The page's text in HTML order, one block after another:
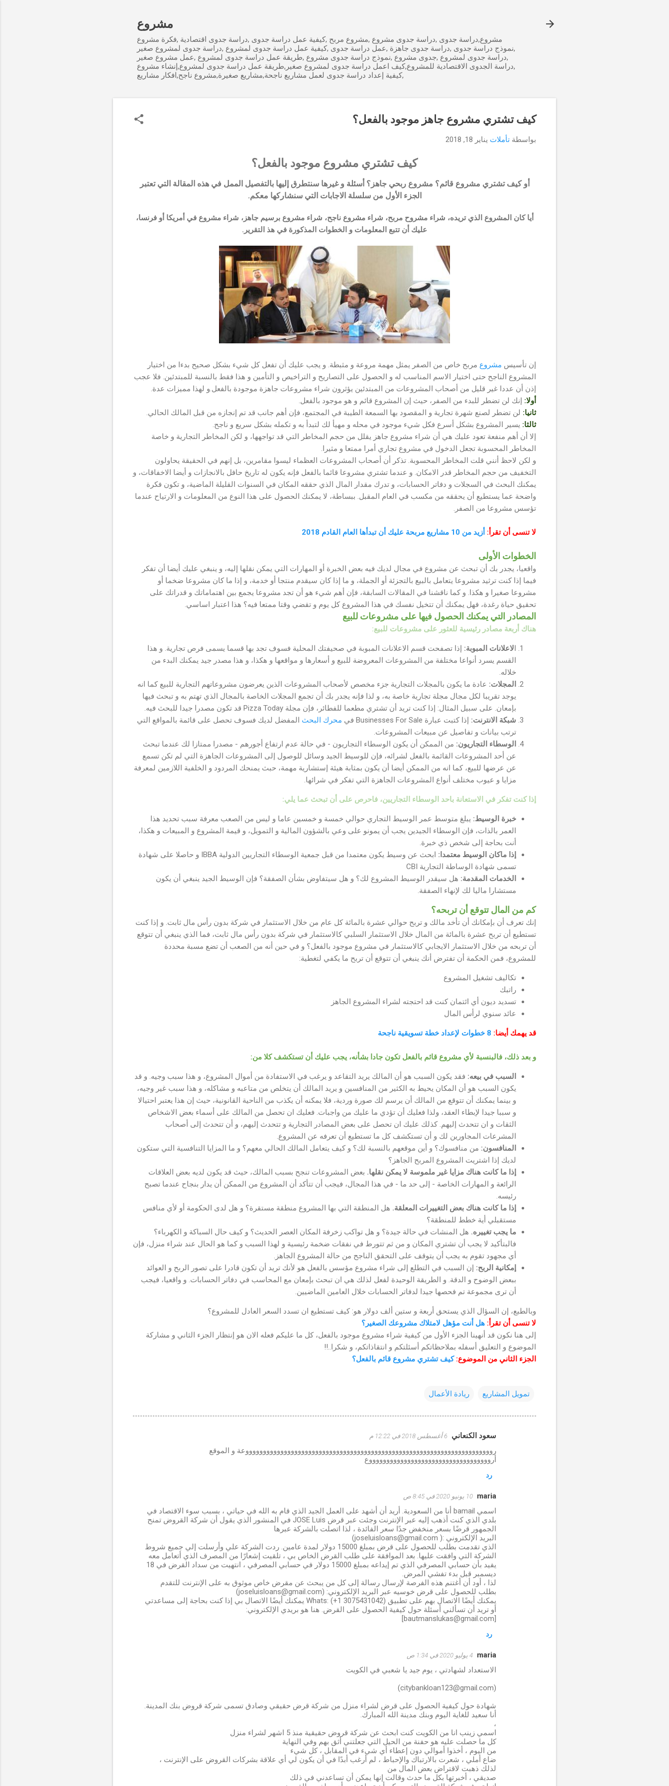
مشروع
مشروع,دراسة جدوى ,دراسة جدوى مشروع ,مشروع مربح ,كيفية عمل دراسة جدوى ,دراسة جدوى اقتصادية ,فكرة مشروع
,نموذج دراسة جدوى ,دراسة جدوى جاهزة ,عمل دراسة جدوى ,كيفية عمل دراسة جدوى لمشروع ,دراسة جدوى لمشروع صغير
,دراسة جدوى لمشروع ,جدوى مشروع ,نموذج دراسة جدوى مشروع ,طريقة عمل دراسة جدوى لمشروع ,عمل مشروع صغير
,دراسة الجدوى الاقتصادية للمشروع,كيف اعمل دراسة جدوى لمشروع صغير,طريقة عمل دراسة جدوى لمشروع,إنشاء مشروع
,كيفية إعداد دراسة جدوى لعمل مشاريع ناجحة,مشاريع صغيرة,مشروع ناجح,افكار مشاريع
كيف تشتري مشروع جاهز موجود بالفعل؟
بواسطة تأملات يناير 18, 2018
كيف تشتري مشروع موجود بالفعل؟
أو كيف تشتري مشروع قائم؟ مشروع ربحي جاهز؟ أسئلة و غيرها سنتطرق إليها بالتفصيل الممل في هذه المقالة التي تعتبر
الجزء الأول من سلسلة الاجابات التي سنشاركها معكم.
أيا كان المشروع الذي تريده، شراء مشروح مربح، شراء مشروع ناجح، شراء مشروع برسيم جاهز، شراء مشروع في أمريكا أو فرنسا،
عليك أن تتبع المعلومات و الخطوات المذكورة في هذ التقرير.
إن تأسيس مشروع مربح خاص من الصفر يمثل مهمة مروعة و مثبطة. و يجب عليك أن تفعل كل شيء بشكل صحيح بدءا من اختيار
المشروع الناجح حتى اختيار الاسم المناسب له و الحصول على التصاريح و التراخيص و التأمين و هذا فقط بالنسبة للمبتدئين. فلا عجب
إذن أن عددا غير قليل من أصحاب المشروعات من المبتدئين يؤثرون شراء مشروعات جاهزة موجودة بالفعل.و لهذا مميزات عدة.
أولا: إنك لن تضطر للبدء من الصفر، حيث إن المشروع قائم و هو موجود بالفعل.
ثانيا: لن تضطر لصنع شهرة تجارية و المقصود بها السمعة الطيبة في المجتمع، فإن أهم جانب قد تم إنجازه من قبل المالك الحالي.
ثالثا: يسير المشروع بشكل أسرع فكل شيء موجود في محله و مهيأ لك لتبدأ به و تكمله بشكل سريع و ناجح.
إلا أن أهم منفعة تعود عليك هي أن شراء مشروع جاهز يقلل من حجم المخاطر التي قد تواجهها، و لكن المخاطر التجارية و خاصة
المخاطر المحسوبة تجعل الدخول في مشروع تجاري أمرا ممتعا و مثيرا.
و لكن لاحظ أنني قلت المخاطر المحسوبة. تذكر أن أصحاب المشروعات العظماء ليسوا مقامرين، بل إنهم في الحقيقة يحاولون
التخفيف من حجم المخاطر قدر الامكان. و عندما تشتري مشروعا قائما بالفعل فإنه يكون له تاريخ حافل بالانجازات و أيضا الاخفاقات، و
يمكنك البحث في السجلات و دفاتر الحسابات، و تدرك مقدار المال الذي حققه المكان في السنوات القليلة الماضية، و تكون فكرة
واضحة عما يستطيع أن يحققه من مكسب في العام المقبل. ببساطة، لا يمكنك الحصول على هذا النوع من المعلومات و الارتياح عندما
تؤسس مشروعا من الصفر.
لا تنسى أن تقرأ: أزيد من 10 مشاريع مربحة عليك أن تبدأها العام القادم 2018
الخطوات الأولى
واقعيا، يجدر بك أن تبحث عن مشروع في مجال لديك فيه بعض الخبرة أو المهارات التي يمكن نقلها إليه، و ينبغي عليك أيضا أن تفكر
فيما إذا كنت ترثيد مشروعا يتعامل بالبيع بالتجزئة أو الجملة، و ما إذا كان سيقدم منتجا أو خدمة، و إذا ما كان مشروعا ضخما أو
مشروعا صغيرا و هكذا. و كما ناقشنا في المقالات السابقة، فإن أهم شيء هو أن تجد مشروعا يجمع بين اهتماماتك و قدراتك على
تحقيق حياة رغدة، فهل يمكنك أن تتخيل نفسك في هذا المشروع كل يوم و تقضي وقتا ممتعا فيه؟ هذا اعتبار اساسي.
المصادر التي يمكنك الحصول فيها على مشروعات للبيع
هناك أربعة مصادر رئيسية للعثور على مشروعات للبيع:
الاعلانات المبوبة: إذا تصفحت قسم الاعلانات المبوبة في صحيفتك المحلية فسوف تجد بها قسما يسمى فرص تجارية. و هذا
القسم يسرد أنواعا مختلفة من المشروعات المعروضة للبيع و أسعارها و مواقعها و هكذا، و هذا مصدر جيد يمكنك البدء من
خلاله.
المجلات: عادة ما يكون بالمجلات التجارية جزء مخصص لأصحاب المشروعات الذين يعرضون مشروعاتهم التجارية للبيع كما انه
يوجد تقريبا لكل مجال مجلة تجارية خاصة به، و لذا فإنه يجدر بك أن تجمع المجلات الخاصة بالمجال الذي تهتم به و تبحث فيها
بإمعان. على سبيل المثال: إذا كنت تريد أن تشتري مطعما للفطائر، فإن مجلة Pizza Today قد تكون مصدرا جيدا للبحث فيه.
شبكة الانترنت: إذا كتبت عبارة Businesses For Sale في محرك البحث المفضل لديك فسوف تحصل على قائمة بالمواقع التي
ترتب بيانات و تفاصيل عن مبيعات المشروعات.
الوسطاء التجاريون: من الممكن أن يكون الوسطاء التجاريون - في حالة عدم ارتفاع أجورهم - مصدرا ممتازا لك عندما تبحث
عن أحد المشروعات القائمة بالفعل لشرائه، فإن للوسيط الجيد وسائل للوصول إلى المشروعات الجاهزة التي لم تكن تسمع
عن عرضها للبيع، كما انه من الممكن أيضا أن يكون بمثابة هيئة إستشارية مهمة، حبث يمنحك المردود و الخلفية اللازمين لمعرفة
مزايا و عيوب مختلف أنواع المشروعات الجاهزة التي تفكر في شرائها.
إذا كنت تفكر في الاستعانة باحد الوسطاء التجاريين، فاحرص على أن تبحث عما يلي:
خبرة الوسيط: يبلغ متوسط عمر الوسيط التجاري حوالي خمسة و خمسين عاما و ليس من الصعب معرفة سبب تحديد هذا
العمر بالذات، فإن الوسطاء الجيدين يجب أن يمونو على وعي بالشؤون المالية و التمويل، و قيمة المشروع و المبيعات و هكذا،
أنت بحاجة إلى شخص ذي خبرة.
إذا ماكان الوسيط معتمدا:
ابحث عن وسيط يكون معتمدا من قبل جمعية الوسطاء التجاريين الدولية IBBA و حاصلا على شهادة
تسمى شهادة الوساطة التجارية CBI
الخدمات المقدمة: هل سيقدر الوسيط المشروع لك؟ و هل سيتفاوض بشأن الصفقة؟ فإن الوسيط الجيد ينبغي أن يكون
مستشارا ماليا لك لإنهاء الصفقة.
كم من المال تتوقع أن تربحه؟
إنك تعرف أن بإمكانك أن تأخد مالك و تربح حوالي عشرة بالمائة كل عام من خلال الاستثمار في شركة بدون رأس مال ثابت. و إذا كنت
تستطيع أن تربح عشرة بالمائة من المال خلال الاستثمار السلبي كالاستثمار في شركة بدون رأس مال ثابت، فما الذي ينبغي أن تتوقع
أن تربحه من خلال الاستثمار الايجابي كالاستثمار في مشروع موجود بالفعل؟ و في حين أنه من الصعب أن تضع مسبة محددة
للمشروع، فمن الحكمة أن تفترض أنك ينبغي أن تتوقع أن تربح ما يكفي لتغطية:
تكاليف تشغيل المشروع
راتبك
تسديد ديون أي ائتمان كنت قد احتجته لشراء المشروع الجاهز
عائد سنوي لرأس المال
قد يهمك أيضا: 8 خطوات لإعداد خطة تسويقية ناجحة
و بعد ذلك، فالبنسبة لأي مشروع قائم بالفعل تكون جادا بشأنه، يجب عليك أن تستكشف كلا من:
السبب في بيعه: فقد يكون السبب هو أن المالك يريد التقاعد و يرغب في الاستفادة من أموال المشروع، و هذا سبب وجيه. و قد
يكون السبب هو أن المكان يحيط به الكثير من المنافسين و يريد المالك أن يتخلص من متاعبه و مشاكله، و هذا سبب غير وجيه،
و بينما يمكنك أن تتوقع من المالك أن يرسم لك صورة وردية، فلا يمكنه أن يكذب من الناحية القانونية، حيث إن هذا يعتبر احتيالا
و سببا جيدا لإبطاء العقد، ولذا فعليك أن تؤدي ما عليك من واجبات. فعليك ان تحصل من المالك على أسماء بعض الاشخاص
الثقات و ان تتحدث إليهم. كذلك عليك ان تحصل على بعض المصادر التجارية و تتحدث إليهم، و أن تتحدث إلى أصحاب
المشرعات المجاورين لك و أن تستكشف كل ما تستطيع أن تعرفه عن المشروع.
المنافسون: من منافسوك؟ و أين موقعهم بالنسبة لك؟ و كيف يتعامل المالك الحالي معهم؟ و ما المزايا التنافسية التي ستكون
لديك إذا اشتريت المشروع المربح الجاهز؟
إذا ما كانت هناك مزايا غير ملموسة لا يمكن نقلها. بعض المشروعات تنجح بسبب المالك، حيث قد يكون لديه بعض العلاقات
الرائعة و المهارات الخاصة - إلى حد ما - في هذا المجال، فيجب أن تتأكد أن المشروع من الممكن أن يدار بنجاح عندما تصبح
رئيسه.
إذا ما كانت هناك بعض التغييرات المعلقة. هل المنطقة التي بها المشروع منطقة مستقرة؟ و هل لدى الحكومة أو لأي منافس
مستقبلي أية خطط للمنطقة؟
ما يجب تغييره. هل المنشات في حالة جيدة؟ و هل تواكب زخرفة المكان العصر الحديث؟ و كيف حال السباكة و الكهرباء؟
فالبتأكيد لا يجب أن تشتري المكان و من ثم تتورط في نفقات ضخمة رئيسية و لهذا السبب و كما هو الحال عند شراء منزل، فإن
أي مجهود تقوم به يجب أن يتوقف على التحقق الناجح من حالة المشروع الجاهز.
إمكانية الربح: إن السبب في التطلع إلى شراء مشروع مؤسس بالفعل هو لأنك تريد أن تكون قادرا على تصور الربح و العوائد
ببعض الوضوح و الدقة. و الطريقة الوحيدة لفعل لذلك هي ان تبحث بإمعان مع المحاسب في دفاتر الحسابات. و واقعيا، فيجب
أن ترى مجموعة تم فحصها جيدا لدفاتر الحسابات خلال العامين الماضيين.
وبالطبع، إن السؤال الذي يستحق أربعة و ستين ألف دولار هو: كيف تستطيع ان تسدد السعر العادل للمشروع؟
لا تنسى أن تقرأ: هل أنت مؤهل لامتلاك مشروعك الصغير؟
إلى هنا نكون قد أنهينا الجزء الأول من كيفية شراء مشروع موجود بالفعل، كل ما عليكم فعله الان هو إنتظار الجزء الثاني و مشاركة
الموضوع و التعليق أسفله بملاحظاتكم أسئلتكم و انتقاذاتكم، و شكرا..!!
الجزء الثاني من الموضوع: كيف تشتري مشروع قائم بالفعل؟
تمويل المشاريع ريادة الأعمال
سعود الكنعاني 6 أغسطس 2018 في 12:22 م
روووووووووووووووووووووووووووووووووووووووووووووووووووووووووووووووووووووووعة و الموقع
أروووووووووووووووووووووووووووووووووووع
رد
maria 10 يونيو 2020 في 8:45 ص
اسمي bamail أنا من السعودية. أريد أن أشهد على العمل الجيد الذي قام به الله في حياتي ، بسبب سوء الاقتصاد في
بلدي الذي كنت أذهب إليه عبر الإنترنت وجئت عبر قرض JOSE Luis في المنشور الذي يقول أن شركة القروض تمنح
الجمهور قرضًا بسعر منخفض جدًا سعر الفائدة ، لذا اتصلت بالشركة عبرها
البريد الإلكتروني :( joseluisloans@gmail.com)
الذي تقدمت بطلب للحصول على قرض بمبلغ 15000 دولار لمدة عامين. ردت الشركة علي وأرسلت إلي جميع شروط
الشركة التي وافقت عليها. بعد الموافقة على طلب القرض الخاص بي ، تلقيت إشعارًا من المصرف الذي أتعامل معه
يفيد بأن حسابي المصرفي الذي تم إيداعه بمبلغ 15000 دولار في حسابي المصرفي ، انتهيت من سداد القرض في 18
ديسمبر قبل بدء تفشي المرض.
لذا ، أود أن أغتنم هذه الفرصة لإرسال رسالة إلى كل من يبحث عن مقرض خاص موثوق به على الإنترنت للتقدم
بطلب للحصول على قرض خوسيه عبر البريد الإلكتروني: (joseluisloans@gmail.com)
يمكنك أيضًا الاتصال بهم على تطبيق Whats: (+1 3075431042) يمكنك أيضًا الاتصال بي إذا كنت بحاجة إلى مساعدتي
أو تريد أن تسألني أسئلة حول كيفية الحصول على القرض. هنا هو بريدي الإلكتروني:
[bautmanslukas@gmail.com]
رد
maria 4 يوليو 2020 في 1:34 ص
الاستعداد لشهادتي ، يوم جيد يا شعبي في الكويت
(citybankloan123@gmail.com)
شهادة حول كيفية الحصول على قرض لشراء منزل من شركة قرض حقيقي وصادق تسمى شركة قروض بنك المدينة.
أنا سعيد للغاية اليوم وبنك مدينة الله المبارك.
،
اسمي زينب انا من الكويت كنت ابحث عن شركة قروض حقيقية منذ 5 اشهر لشراء منزل
كل ما حصلت عليه هو حفنة من الحيل التي جعلتني أثق بهم وفي النهاية
من اليوم ، أخذوا أموالي دون إعطاء أي شيء في المقابل ، كل شيء
ضاع أملي ، شعرت بالارتباك والإحباط ، لم أرغب أبدًا في أن يكون لي أي علاقة بشركات القروض على الإنترنت ،
لذلك ذهبت لاقتراض بعض المال من
صديقي ، أخبرتها بكل ما حدث وقالت إنها يمكن أن تساعدني في ذلك